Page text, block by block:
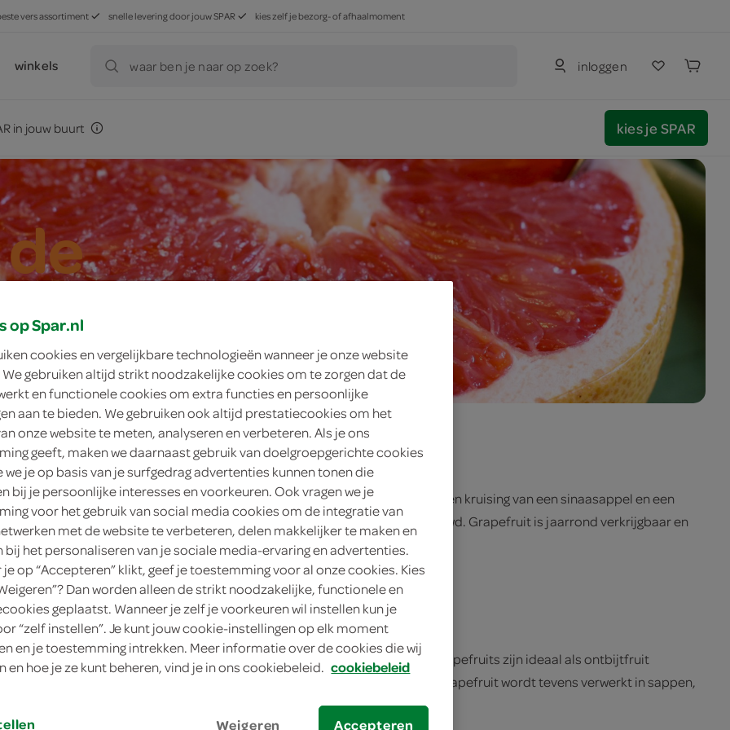
vers assortiment snelle levering door jouw SPAR kies zelf je bezorg- of afhaalmoment
winkels waar ben je naar op zoek? inloggen
in jouw buurt kies je SPAR
van de grapefruit
aanneemt door Columbus meegenomen. Grapefruit is vermoedelijk een kruising van een sinaasappel en een
Grapefruits worden inmiddels in alle Citrus producerende landen verbouwd. Grapefruit is jaarrond verkrijgbaar en
Cuba, Zuid-Afrika, Israël, Argentinië en Spanje.
van smaak dan de grapefruits met roze vruchtvlees, die zoeter zijn. Grapefruits zijn ideaal als ontbijtfruit
suiker erop. De zure smaak past goed bij zeevruchten zoals garnalen. Grapefruit wordt tevens verwerkt in sappen,
op Spar.nl
cookies en vergelijkbare technologieën wanneer je onze website
gebruiken altijd strikt noodzakelijke cookies om te zorgen dat de
en functionele cookies om extra functies en persoonlijke
aan te bieden. We gebruiken ook altijd prestatiecookies om het
onze website te meten, analyseren en verbeteren. Als je ons
geeft, maken we daarnaast gebruik van doelgroepgerichte cookies
we je op basis van je surfgedrag advertenties kunnen tonen die
bij je persoonlijke interesses en voorkeuren. Ook vragen we je
voor het gebruik van social media cookies om de integratie van
met de website te verbeteren, delen makkelijker te maken en
bij het personaliseren van je sociale media-ervaring en advertenties.
je op “Accepteren” klikt, geef je toestemming voor al onze cookies. Kies
Dan worden alleen de strikt noodzakelijke, functionele en
geplaatst. Wanneer je zelf je voorkeuren wil instellen kun je
“zelf instellen”. Je kunt jouw cookie-instellingen op elk moment
en je toestemming intrekken. Meer informatie over de cookies die wij
en hoe je ze kunt beheren, vind je in ons cookiebeleid. cookiebeleid
Weigeren Accepteren